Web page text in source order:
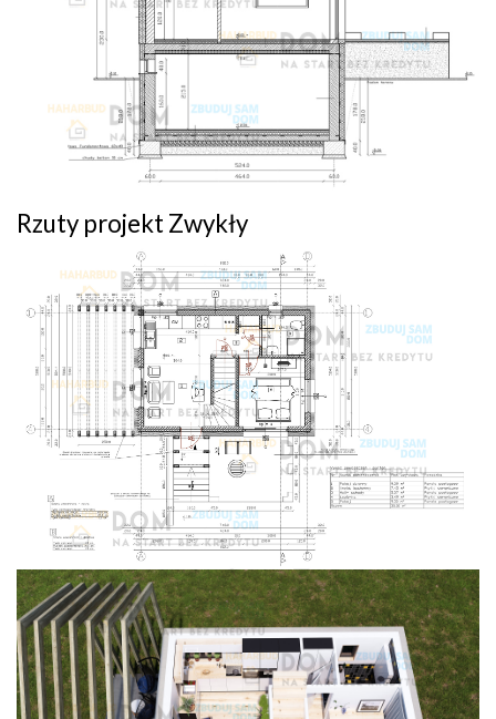
Rzuty projekt Zwykły